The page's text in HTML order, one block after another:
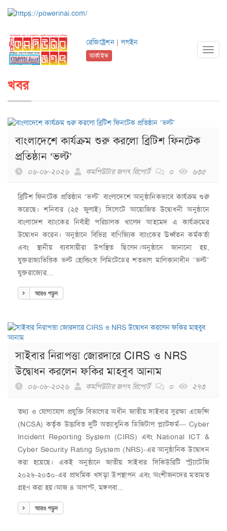
রেজিষ্ট্রেশন |লগইন
আর্কাইভ
খবর
বাংলাদেশে কার্যক্রম শুরু করলো ব্রিটিশ ফিনটেক
প্রতিষ্ঠান ‘ভল্ট’
০৬-০৮-২০২৬ কমপিউটার জগৎ রিপোর্ট ০ ৬৩৫
ব্রিটিশ ফিনটেক প্রতিষ্ঠান ‘ভল্ট’ বাংলাদেশে আনুষ্ঠানিকভাবে কার্যক্রম শুরু
করেছে। শনিবার (২৫ জুলাই) সিলেটে আয়োজিত উদ্বোধনী অনুষ্ঠানে
বাংলাদেশ ব্যাংকের নির্বাহী পরিচালক খালেদ আহমেদ এ কার্যক্রমের
উদ্বোধন করেন। অনুষ্ঠানে বিভিন্ন বাণিজ্যিক ব্যাংকের ঊর্ধ্বতন কর্মকর্তা
এবং স্থানীয় ব্যবসায়ীরা উপস্থিত ছিলেন।অনুষ্ঠানে জানানো হয়,
যুক্তরাজ্যভিত্তিক ভল্ট হোল্ডিংস লিমিটেডের শতভাগ মালিকানাধীন ‘ভল্ট’
যুক্তরাজ্যের...
আরও পড়ুন
সাইবার নিরাপত্তা জোরদারে CIRS ও NRS
উদ্বোধন করলেন ফকির মাহবুব আনাম
০৬-০৮-২০২৬ কমপিউটার জগৎ রিপোর্ট ০ ২৭৩
তথ্য ও যোগাযোগ প্রযুক্তি বিভাগের অধীন জাতীয় সাইবার সুরক্ষা এজেন্সি
(NCSA) কর্তৃক উদ্ভাবিত দুটি অত্যাধুনিক ডিজিটাল প্ল্যাটফর্ম— Cyber
Incident Reporting System (CIRS) এবং National ICT &
Cyber Security Rating System (NRS)-এর আনুষ্ঠানিক উদ্বোধন
করা হয়েছে। একই অনুষ্ঠানে জাতীয় সাইবার সিকিউরিটি স্ট্র্যাটেজি
২০২৬-২০৩০-এর প্রাথমিক খসড়া উপস্থাপন এবং অংশীজনদের মতামত
গ্রহণ করা হয়।আজ ৪ আগস্ট, মঙ্গলবা...
আরও পড়ুন